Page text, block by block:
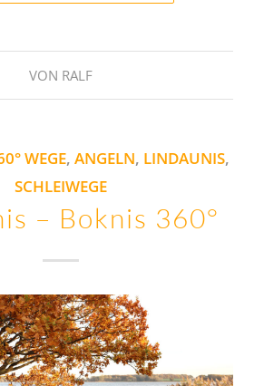
VON RALF
WEGE,ANGELN, LINDAUNIS,
SCHLEIWEGE
– Boknis 360°